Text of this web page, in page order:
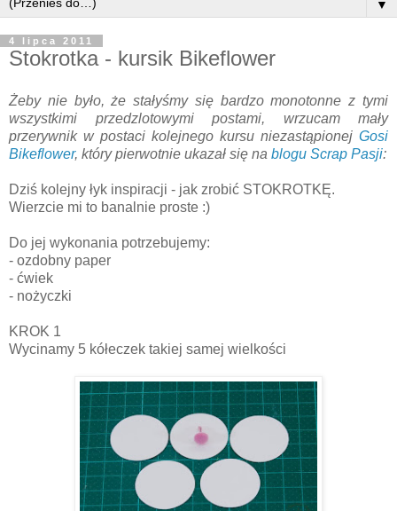
▼
4 lipca 2011
Stokrotka - kursik Bikeflower
Żeby nie było, że stałyśmy się bardzo monotonne z tymi
wszystkimi przedzlotowymi postami, wrzucam mały
przerywnik w postaci kolejnego kursu niezastąpionej Gosi
Bikeflower, który pierwotnie ukazał się na blogu Scrap Pasji:
Dziś kolejny łyk inspiracji - jak zrobić STOKROTKĘ.
Wierzcie mi to banalnie proste :)
Do jej wykonania potrzebujemy:
- ozdobny paper
- ćwiek
- nożyczki
KROK 1
Wycinamy 5 kółeczek takiej samej wielkości